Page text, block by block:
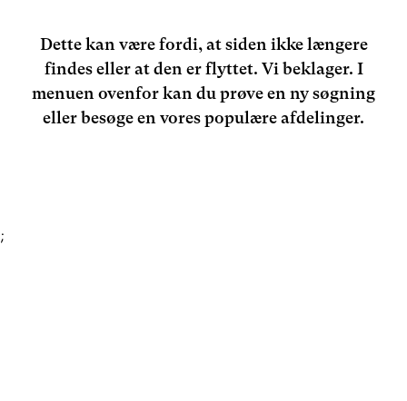
Dette kan være fordi, at siden ikke længere
findes eller at den er flyttet. Vi beklager. I
menuen ovenfor kan du prøve en ny søgning
eller besøge en vores populære afdelinger.
;